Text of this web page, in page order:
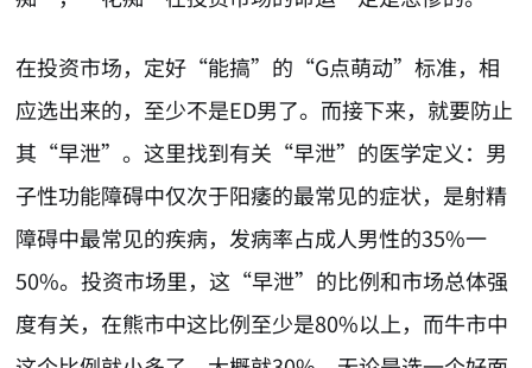
在投资市场，定好“能搞”的“G点萌动”标准，相
应选出来的，至少不是ED男了。而接下来，就要防止
其“早泄”。这里找到有关“早泄”的医学定义：男
子性功能障碍中仅次于阳痿的最常见的症状，是射精
障碍中最常见的疾病，发病率占成人男性的35%一
50%。投资市场里，这“早泄”的比例和市场总体强
度有关，在熊市中这比例至少是80%以上，而牛市中